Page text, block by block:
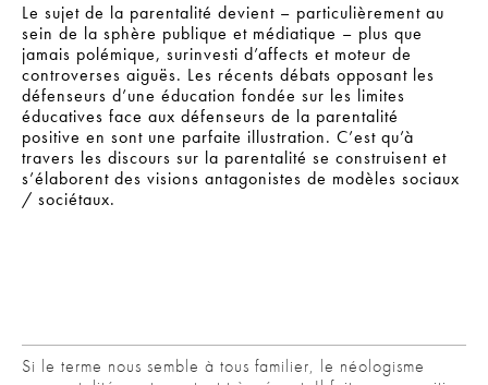
Le sujet de la parentalité devient – particulièrement au
sein de la sphère publique et médiatique – plus que
jamais polémique, surinvesti d’affects et moteur de
controverses aiguës. Les récents débats opposant les
défenseurs d’une éducation fondée sur les limites
éducatives face aux défenseurs de la parentalité
positive en sont une parfaite illustration. C’est qu’à
travers les discours sur la parentalité se construisent et
s’élaborent des visions antagonistes de modèles sociaux
/ sociétaux.
Si le terme nous semble à tous familier, le néologisme